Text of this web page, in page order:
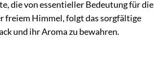
die von essentieller Bedeutung für die
freiem Himmel, folgt das sorgfältige
und ihr Aroma zu bewahren.